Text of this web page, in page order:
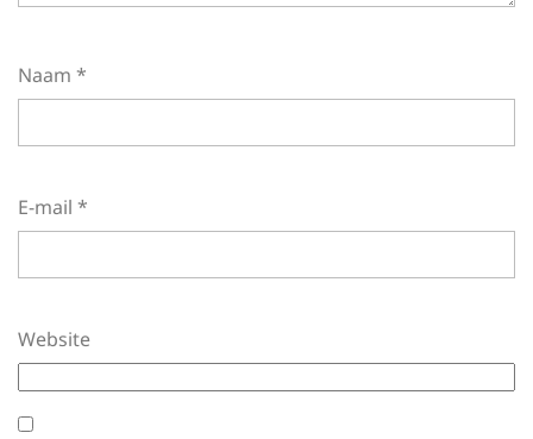
Naam *
E-mail *
Website